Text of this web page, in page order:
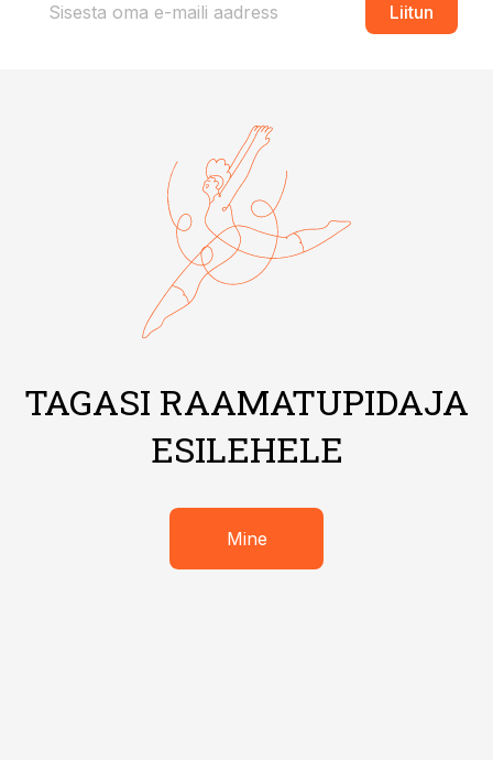
Liitun
TAGASI RAAMATUPIDAJA
ESILEHELE
Mine